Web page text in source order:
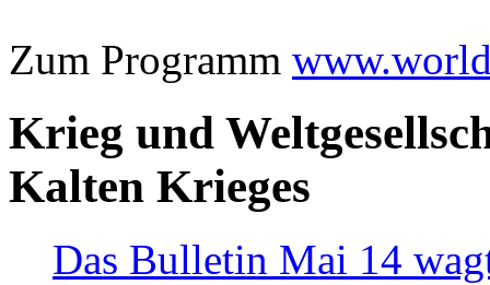
Zum Programm
Krieg und
Kalten Krieges
Das Bulletin Mai 14